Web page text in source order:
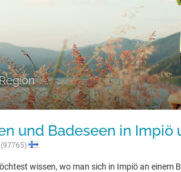
und Badeseen in Impiö
(97765)
wissen, wo man sich in Impiö an einem